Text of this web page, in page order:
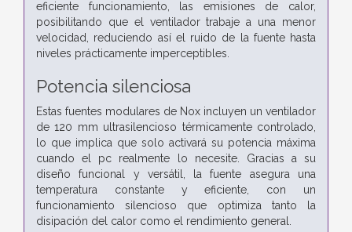
eficiente funcionamiento, las emisiones de calor,
posibilitando que el ventilador trabaje a una menor
velocidad, reduciendo así el ruido de la fuente hasta
niveles prácticamente imperceptibles.
Potencia silenciosa
Estas fuentes modulares de Nox incluyen un ventilador
de 120 mm ultrasilencioso térmicamente controlado,
lo que implica que solo activará su potencia máxima
cuando el pc realmente lo necesite. Gracias a su
diseño funcional y versátil, la fuente asegura una
temperatura constante y eficiente, con un
funcionamiento silencioso que optimiza tanto la
disipación del calor como el rendimiento general.